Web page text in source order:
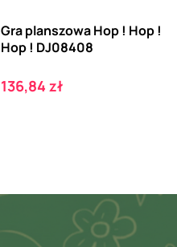
Gra planszowa Hop ! Hop !
Hop ! DJ08408
Cena
136,84 zł